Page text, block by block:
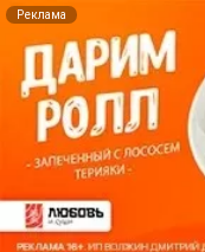
Реклама